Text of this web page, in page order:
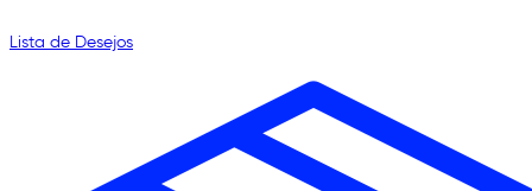
Lista de Desejos